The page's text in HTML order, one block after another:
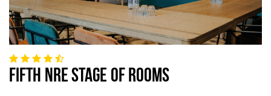
FIFTH NRE STAGE OF ROOMS